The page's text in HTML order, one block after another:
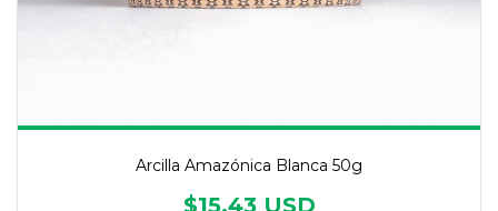
Arcilla Amazónica Blanca 50g
$15.43 USD